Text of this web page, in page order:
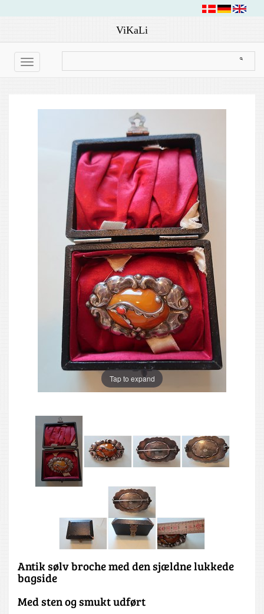
ViKaLi
Toggle
navigation
Tap to expand
Antik sølv broche med den sjældne lukkede
bagside
Med sten og smukt udført